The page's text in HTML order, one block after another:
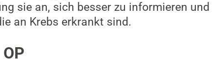
sie an, sich besser zu informieren und
an Krebs erkrankt sind.